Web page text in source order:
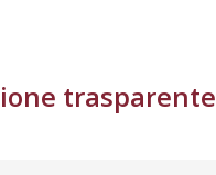
trasparente